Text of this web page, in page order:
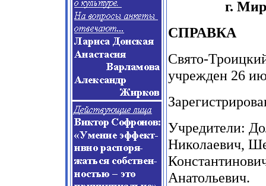
г.
СПРАВКА
Свято-
учрежден 26
Учредители:
Николаевич,
Анатольевич.